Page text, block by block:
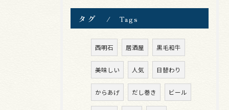
タグ Tags
西明石 居酒屋 黒毛和牛
美味しい 人気 日替わり
からあげ だし巻き ビール